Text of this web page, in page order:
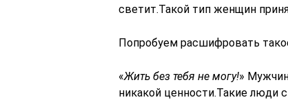
светит.Такой тип женщин
Попробуем расшифровать
«Жить без тебя не могу!»
никакой ценности.Такие люди